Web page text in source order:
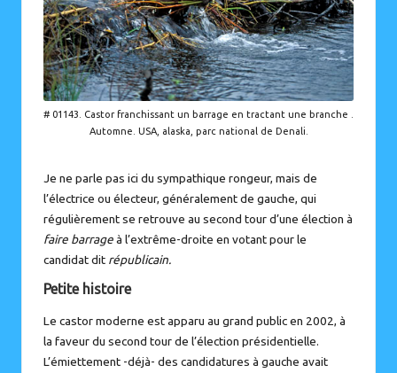
# 01143. Castor franchissant un barrage en tractant une branche .
Automne. USA, alaska, parc national de Denali.
Je ne parle pas ici du sympathique rongeur, mais de
l’électrice ou électeur, généralement de gauche, qui
régulièrement se retrouve au second tour d’une élection à
faire barrageà l’extrême-droite en votant pour le
candidat dit républicain.
Petite histoire
Le castor moderne est apparu au grand public en 2002, à
la faveur du second tour de l’élection présidentielle.
L’émiettement -déjà- des candidatures à gauche avait